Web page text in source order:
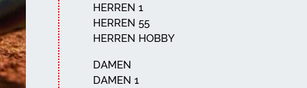
HERREN 1
HERREN 55
HERREN HOBBY
DAMEN
DAMEN 1